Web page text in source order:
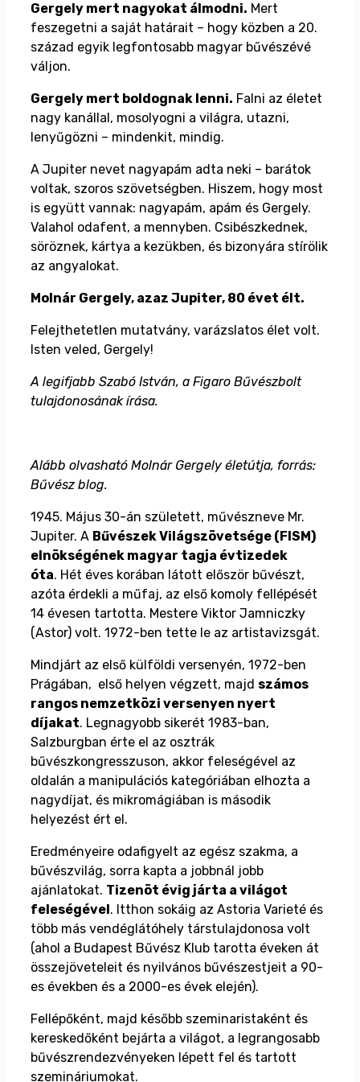
Gergely mert nagyokat álmodni. Mert
feszegetni a saját határait – hogy közben a 20.
század egyik legfontosabb magyar bűvészévé
váljon.
Gergely mert boldognak lenni. Falni az életet
nagy kanállal, mosolyogni a világra, utazni,
lenyűgözni – mindenkit, mindig.
A Jupiter nevet nagyapám adta neki – barátok
voltak, szoros szövetségben. Hiszem, hogy most
is együtt vannak: nagyapám, apám és Gergely.
Valahol odafent, a mennyben. Csibészkednek,
söröznek, kártya a kezükben, és bizonyára stírölik
az angyalokat.
Molnár Gergely, azaz Jupiter, 80 évet élt.
Felejthetetlen mutatvány, varázslatos élet volt.
Isten veled, Gergely!
A legifjabb Szabó István, a Figaro Bűvészbolt
tulajdonosának írása.
Alább olvasható Molnár Gergely életútja, forrás:
Bűvész blog.
1945. Május 30-án született, művészneve Mr.
Jupiter. A Bűvészek Világszövetsége (FISM)
elnökségének magyar tagja évtizedek
óta. Hét éves korában látott először bűvészt,
azóta érdekli a műfaj, az első komoly fellépését
14 évesen tartotta. Mestere Viktor Jamniczky
(Astor) volt. 1972-ben tette le az artistavizsgát.
Mindjárt az első külföldi versenyén, 1972-ben
Prágában, első helyen végzett, majd számos
rangos nemzetközi versenyen nyert
díjakat. Legnagyobb sikerét 1983-ban,
Salzburgban érte el az osztrák
bűvészkongresszuson, akkor feleségével az
oldalán a manipulációs kategóriában elhozta a
nagydíjat, és mikromágiában is második
helyezést ért el.
Eredményeire odafigyelt az egész szakma, a
bűvészvilág, sorra kapta a jobbnál jobb
ajánlatokat. Tizenöt évig járta a világot
feleségével . Itthon sokáig az Astoria Varieté és
több más vendéglátóhely társtulajdonosa volt
(ahol a Budapest Bűvész Klub tarotta éveken át
összejöveteleit és nyilvános bűvészestjeit a 90-
es években és a 2000-es évek elején).
Fellépőként, majd később szeminaristaként és
kereskedőként bejárta a világot, a legrangosabb
bűvészrendezvényeken lépett fel és tartott
szemináriumokat.